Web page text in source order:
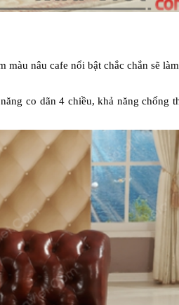
nâu cafe nổi bật chắc chắn sẽ
co dãn 4 chiều, khả năng chống